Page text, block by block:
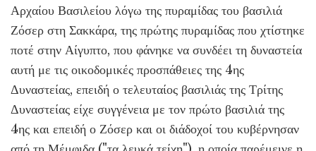
Αρχαίου Βασιλείου λόγω της πυραμίδας του βασιλιά
Ζόσερ στη Σακκάρα, της πρώτης πυραμίδας που χτίστηκε
ποτέ στην Αίγυπτο, που φάνηκε να συνδέει τη δυναστεία
αυτή με τις οικοδομικές προσπάθειες της 4ης
Δυναστείας, επειδή ο τελευταίος βασιλιάς της Τρίτης
Δυναστείας είχε συγγένεια με τον πρώτο βασιλιά της
4ης και επειδή ο Ζόσερ και οι διάδοχοί του κυβέρνησαν